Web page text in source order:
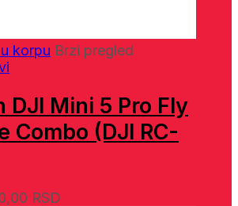
korpu Brzi pregled
DJI Mini 5 Pro Fly
Combo (DJI RC-
RSD